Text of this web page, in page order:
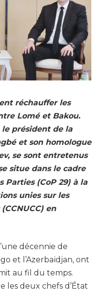
réchauffer les
Lomé et Bakou.
le président de la
et son homologue
se sont entretenus
situe dans le cadre
Parties (CoP 29) à la
unies sur les
en
décennie de
et l’Azerbaïdjan, ont
au fil du temps.
les deux chefs d’État